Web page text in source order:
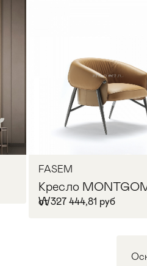
FASEM
Кресло
W
от 327 444,81 руб